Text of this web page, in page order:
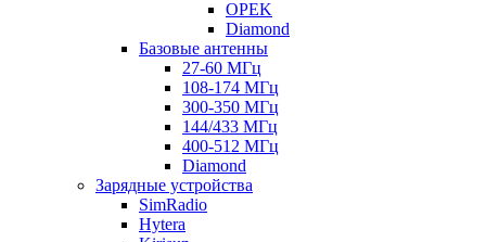
OPEK
Diamond
Базовые антенны
27-60 МГц
108-174 МГц
300-350 МГц
144/433 МГц
400-512 МГц
Diamond
Зарядные устройства
SimRadio
Hytera